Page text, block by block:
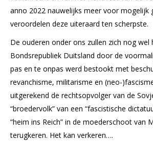
anno 2022 nauwelijks meer voor mogelijk
veroordelen deze uiteraard ten scherpste.
De ouderen onder ons zullen zich nog wel
Bondsrepubliek Duitsland door de
pas en te onpas werd bestookt met
revanchisme, militarisme en (neo-
uitgerekend de rechtsopvolger van de
“broedervolk” van een “fascistische
“heim ins Reich” in de moederschoot van
terugkeren. Het kan verkeren….